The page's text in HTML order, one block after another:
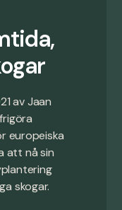
av Jaan
europeiska
att nå sin
skogar.